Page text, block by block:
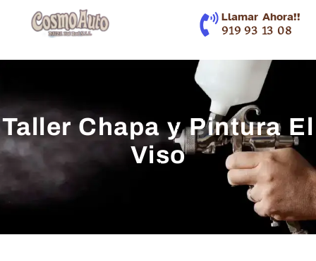
Llamar Ahora!!
919 93 13 08
Taller Chapa y Pintura El
Viso